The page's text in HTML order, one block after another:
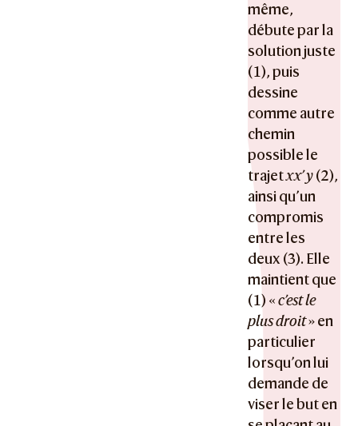
même,
débute par la
solution juste
(1), puis
dessine
comme autre
chemin
possible le
trajetxx’ y(2),
ainsi qu’un
compromis
entre les
deux (3). Elle
maintient que
(1) «c’est le
plus droit» en
particulier
lorsqu’on lui
demande de
viser le but en